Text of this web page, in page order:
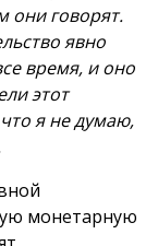
они говорят.
явно
время, и оно
этот
я не думаю,
монетарную